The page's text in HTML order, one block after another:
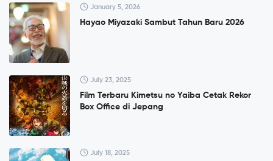
January 5, 2026
Hayao Miyazaki Sambut Tahun Baru 2026
July 23, 2025
Film Terbaru Kimetsu no Yaiba Cetak Rekor
Box Office di Jepang
July 18, 2025